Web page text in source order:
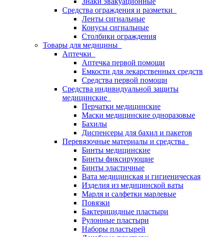
Средства ограждения и разметки
Ленты сигнальные
Конусы сигнальные
Столбики ограждения
Товары для медицины
Аптечки
Аптечка первой помощи
Емкости для лекарственных средств
Средства первой помощи
Средства индивидуальной защиты
медицинские
Перчатки медицинские
Маски медицинские одноразовые
Бахилы
Диспенсеры для бахил и пакетов
Перевязочные материалы и средства
Бинты медицинские
Бинты фиксирующие
Бинты эластичные
Вата медицинская и гигиеническая
Изделия из медицинской ваты
Марля и салфетки марлевые
Повязки
Бактерицидные пластыри
Рулонные пластыри
Наборы пластырей